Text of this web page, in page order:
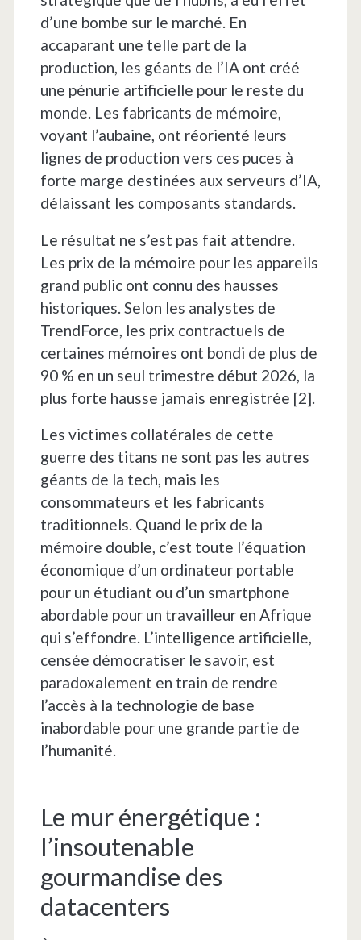
d’une bombe sur le marché. En
accaparant une telle part de la
production, les géants de l’IA ont créé
une pénurie artificielle pour le reste du
monde. Les fabricants de mémoire,
voyant l’aubaine, ont réorienté leurs
lignes de production vers ces puces à
forte marge destinées aux serveurs d’IA,
délaissant les composants standards.
Le résultat ne s’est pas fait attendre.
Les prix de la mémoire pour les appareils
grand public ont connu des hausses
historiques. Selon les analystes de
TrendForce, les prix contractuels de
certaines mémoires ont bondi de plus de
90 % en un seul trimestre début 2026, la
plus forte hausse jamais enregistrée [2].
Les victimes collatérales de cette
guerre des titans ne sont pas les autres
géants de la tech, mais les
consommateurs et les fabricants
traditionnels. Quand le prix de la
mémoire double, c’est toute l’équation
économique d’un ordinateur portable
pour un étudiant ou d’un smartphone
abordable pour un travailleur en Afrique
qui s’effondre. L’intelligence artificielle,
censée démocratiser le savoir, est
paradoxalement en train de rendre
l’accès à la technologie de base
inabordable pour une grande partie de
l’humanité.
Le mur énergétique :
l’insoutenable
gourmandise des
datacenters